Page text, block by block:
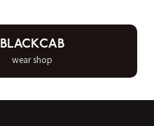
BLACKCAB
wear shop